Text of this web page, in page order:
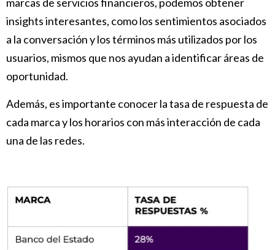
insights interesantes, como los sentimientos asociados
a la conversación y los términos más utilizados por los
usuarios, mismos que nos ayudan a identificar áreas de
oportunidad.
Además, es importante conocer la tasa de respuesta de
cada marca y los horarios con más interacción de cada
una de las redes.